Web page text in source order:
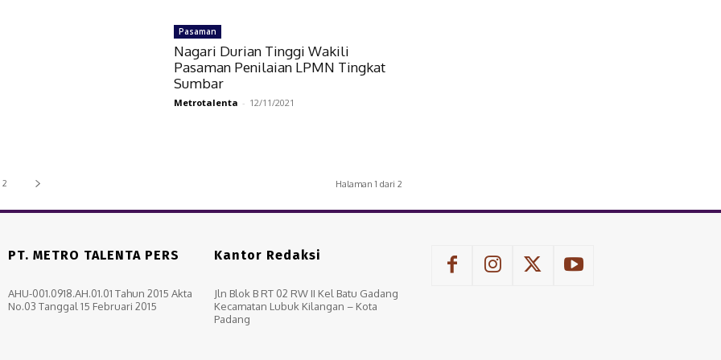
Pasaman
Nagari Durian Tinggi Wakili
Pasaman Penilaian LPMN Tingkat
Sumbar
Metrotalenta - 12/11/2021
2 Halaman 1 dari 2
PT. METRO TALENTA PERS
AHU-001.0918.AH.01.01 Tahun 2015 Akta
No.03 Tanggal 15 Februari 2015
Kantor Redaksi
Jln Blok B RT 02 RW II Kel Batu Gadang
Kecamatan Lubuk Kilangan – Kota
Padang